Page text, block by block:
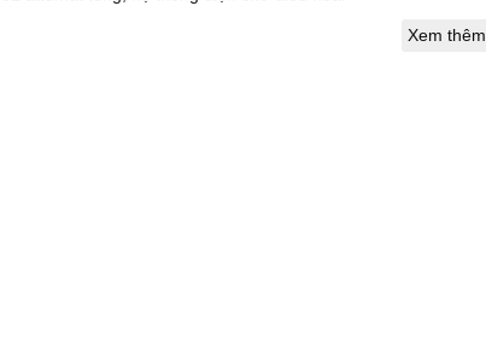
Xem thêm